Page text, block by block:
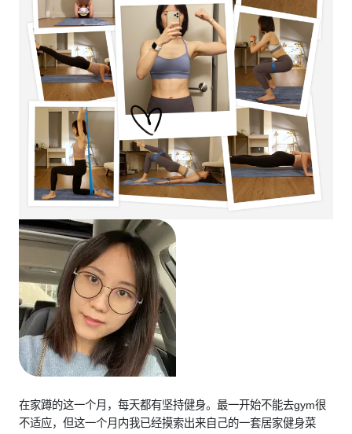
在家蹲的这一个月，每天都有坚持健身。最一开始不能去gym很
不适应，但这一个月内我已经摸索出来自己的一套居家健身菜